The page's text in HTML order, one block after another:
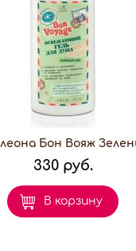
Бон Вояж
330 руб.
В корзину